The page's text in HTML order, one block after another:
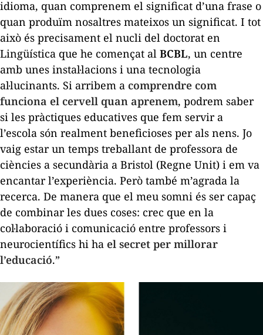
idioma, quan comprenem el significat d’una frase o
quan produïm nosaltres mateixos un significat. I tot
això és precisament el nucli del doctorat en
Lingüística que he començat al BCBL, un centre
amb unes instal·lacions i una tecnologia
al·lucinants. Si arribem a comprendre com
funciona el cervell quan aprenem, podrem saber
si les pràctiques educatives que fem servir a
l’escola són realment beneficioses per als nens. Jo
vaig estar un temps treballant de professora de
ciències a secundària a Bristol (Regne Unit) i em va
encantar l’experiència. Però també m’agrada la
recerca. De manera que el meu somni és ser capaç
de combinar les dues coses: crec que en la
col·laboració i comunicació entre professors i
neurocientífics hi ha el secret per millorar
l’educació.”